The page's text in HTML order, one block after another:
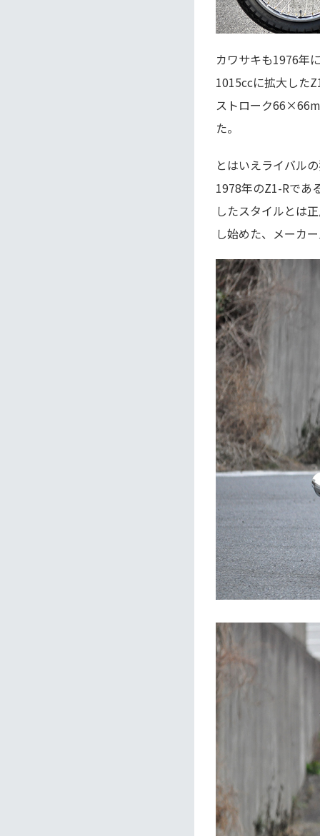
カワサキも1976年
1015ccに拡大した
ストローク
た。
とはいえライバル
1978年のZ1-Rであ
したスタイルとは
し始めた、メーカ